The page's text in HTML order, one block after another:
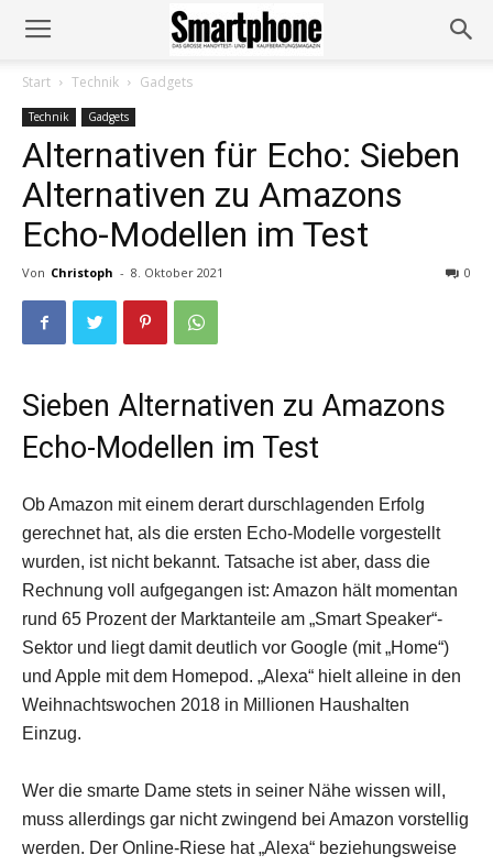
Start Technik Gadgets
Technik Gadgets
Alternativen für Echo: Sieben
Alternativen zu Amazons
Echo-Modellen im Test
Von Christoph - 8. Oktober 2021 0
Sieben Alternativen zu Amazons
Echo-Modellen im Test
Ob Amazon mit einem derart durschlagenden Erfolg
gerechnet hat, als die ersten Echo-Modelle vorgestellt
wurden, ist nicht bekannt. Tatsache ist aber, dass die
Rechnung voll aufgegangen ist: Amazon hält momentan
rund 65 Prozent der Marktanteile am „Smart Speaker“-
Sektor und liegt damit deutlich vor Google (mit „Home“)
und Apple mit dem Homepod. „Alexa“ hielt alleine in den
Weihnachtswochen 2018 in Millionen Haushalten
Einzug.
Wer die smarte Dame stets in seiner Nähe wissen will,
muss allerdings gar nicht zwingend bei Amazon vorstellig
werden. Der Online-Riese hat „Alexa“ beziehungsweise